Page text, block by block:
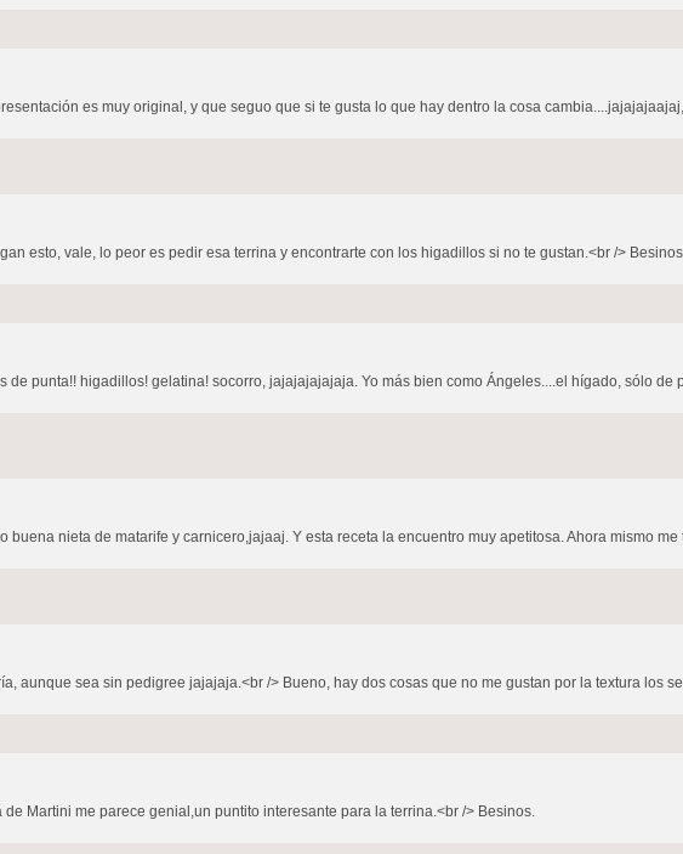
es muy original, y que seguo que si te gusta lo que hay dentro la cosa
esto, vale, lo peor es pedir esa terrina y encontrarte con los higadillos si no te gustan.<br /> Besinos
de punta!! higadillos! gelatina! socorro, jajajajajajaja. Yo más bien como Ángeles....el hígado, sólo de
buena nieta de matarife y carnicero,jajaaj. Y esta receta la encuentro muy apetitosa. Ahora mismo
aunque sea sin pedigree jajajaja.<br /> Bueno, hay dos cosas que no me gustan por la textura los
Martini me parece genial,un puntito interesante para la terrina.<br /> Besinos.